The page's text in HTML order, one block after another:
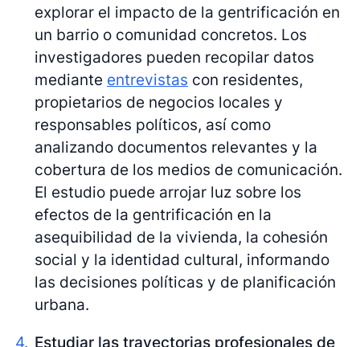
explorar el impacto de la gentrificación en
un barrio o comunidad concretos. Los
investigadores pueden recopilar datos
mediante entrevistas con residentes,
propietarios de negocios locales y
responsables políticos, así como
analizando documentos relevantes y la
cobertura de los medios de comunicación.
El estudio puede arrojar luz sobre los
efectos de la gentrificación en la
asequibilidad de la vivienda, la cohesión
social y la identidad cultural, informando
las decisiones políticas y de planificación
urbana.
Estudiar las trayectorias profesionales de